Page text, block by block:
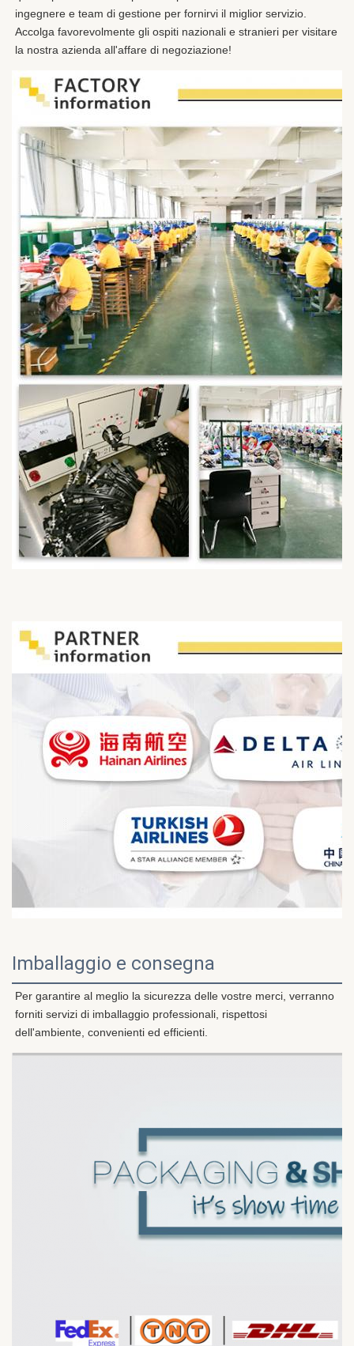
ingegnere e team di gestione per fornirvi il miglior servizio.
Accolga favorevolmente gli ospiti nazionali e stranieri per visitare
la nostra azienda all'affare di negoziazione!
Imballaggio e consegna
Per garantire al meglio la sicurezza delle vostre merci, verranno
forniti servizi di imballaggio professionali, rispettosi
dell'ambiente, convenienti ed efficienti.